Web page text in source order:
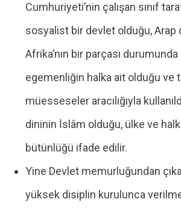
Cumhuriyeti’nin çalışan sınıf
sosyalist bir devlet olduğu, Arap
Afrika’nın bir parçası
egemenliğin halka ait olduğu ve
müesseseler aracılığıyla
dininin İslâm olduğu, ülke ve
bütünlüğü ifade edilir.
Yine Devlet memurluğundan
yüksek disiplin kurulunca